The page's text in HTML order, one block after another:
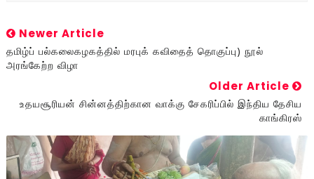
Newer Article
தமிழ்ப் பல்கலைகழகத்தில் மரபுக் கவிதைத் தொகுப்பு) நூல்
அரங்கேற்ற விழா
Older Article
உதயசூரியன் சின்னத்திற்கான வாக்கு சேகரிப்பில் இந்திய தேசிய
காங்கிரஸ்